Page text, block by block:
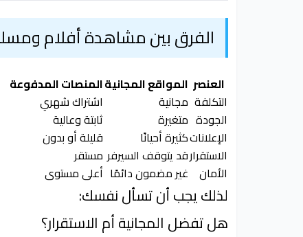
الفرق بين مشاهدة أفلام
العنصر المواقع المجانيةالمنصات المدفوعة
التكلفة مجانية
اشتراك شهري
الجودة متغيرة
ثابتة وعالية
الإعلاناتكثيرة أحيانًا
قليلة أو بدون
الاستقرارقد يتوقف السيرفر مستقر
الأمان غير مضمون دائمًا أعلى مستوى
لذلك يجب أن تسأل نفسك:
هل تفضل المجانية أم الاستقرار؟